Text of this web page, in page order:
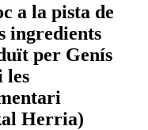
a la pista de
ingredients
per Genís
les
Herria)